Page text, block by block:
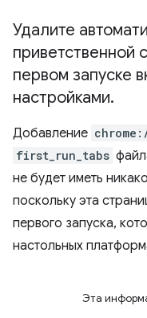
Удалите
приветственной
первом запуске
настройками.
Добавление
first_run_tabs
не будет иметь
поскольку эта
первого запуска,
настольных
Эта